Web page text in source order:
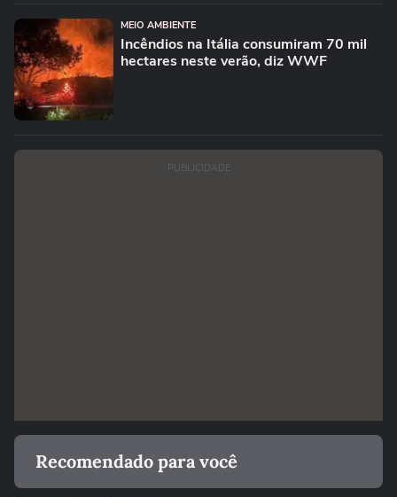
MEIO AMBIENTE
Incêndios na Itália consumiram 70 mil
hectares neste verão, diz WWF
PUBLICIDADE
Recomendado para você